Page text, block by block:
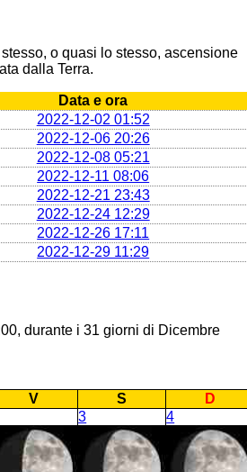
o quasi lo stesso, ascensione
dalla Terra.
Data e ora
2022-12-02 01:52
2022-12-06 20:26
2022-12-08 05:21
2022-12-11 08:06
2022-12-21 23:43
2022-12-24 12:29
2022-12-26 17:11
2022-12-29 11:29
durante i 31 giorni di Dicembre
V S
D
3 4